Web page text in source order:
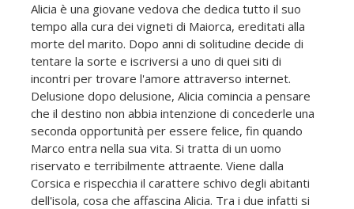
Alicia è una giovane vedova che dedica tutto il suo
tempo alla cura dei vigneti di Maiorca, ereditati alla
morte del marito. Dopo anni di solitudine decide di
tentare la sorte e iscriversi a uno di quei siti di
incontri per trovare l'amore attraverso internet.
Delusione dopo delusione, Alicia comincia a pensare
che il destino non abbia intenzione di concederle una
seconda opportunità per essere felice, fin quando
Marco entra nella sua vita. Si tratta di un uomo
riservato e terribilmente attraente. Viene dalla
Corsica e rispecchia il carattere schivo degli abitanti
dell'isola, cosa che affascina Alicia. Tra i due infatti si